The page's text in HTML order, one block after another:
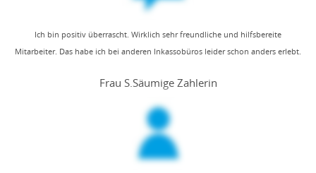
Ich bin positiv überrascht. Wirklich sehr freundliche und hilfsbereite
Mitarbeiter. Das habe ich bei anderen Inkassobüros leider schon anders erlebt.
Frau S.Säumige Zahlerin